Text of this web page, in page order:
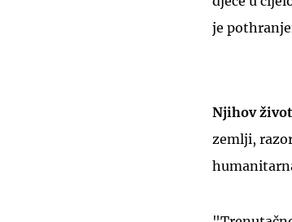
je
Njihov
zemlji,